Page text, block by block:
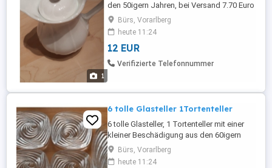
1
den 50igern Jahren, bei Versand 7.70 Euro
dazu, wenn Interesse tel.06644069291
Bürs, Vorarlberg
heute 11:24
12 EUR
Verifizierte Telefonnummer
6 tolle Glasteller 1Tortenteller
6 tolle Glasteller, 1 Tortenteller mit einer
kleiner Beschädigung aus den 60igern
Jahren, wenn Interesse tel.06644069291
Bürs, Vorarlberg
heute 11:24